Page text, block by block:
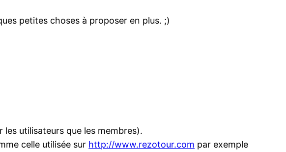
petites choses à proposer en plus. ;)
utilisateurs que les membres).
celle utilisée sur http://www.rezotour.com par exemple